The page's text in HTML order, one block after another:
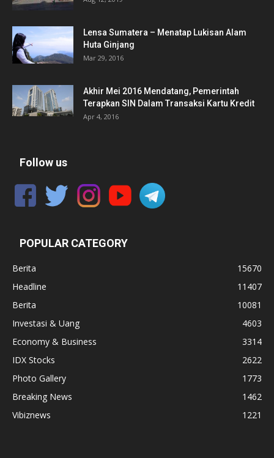
Lensa Sumatera – Menatap Lukisan Alam
Huta Ginjang
Mar 29, 2016
Akhir Mei 2016 Mendatang, Pemerintah
Terapkan SIN Dalam Transaksi Kartu Kredit
Apr 4, 2016
Follow us
POPULAR CATEGORY
Berita
15670
Headline
11407
Berita
10081
Investasi & Uang
4603
Economy & Business
3314
IDX Stocks
2622
Photo Gallery
1773
Breaking News
1462
Vibiznews
1221